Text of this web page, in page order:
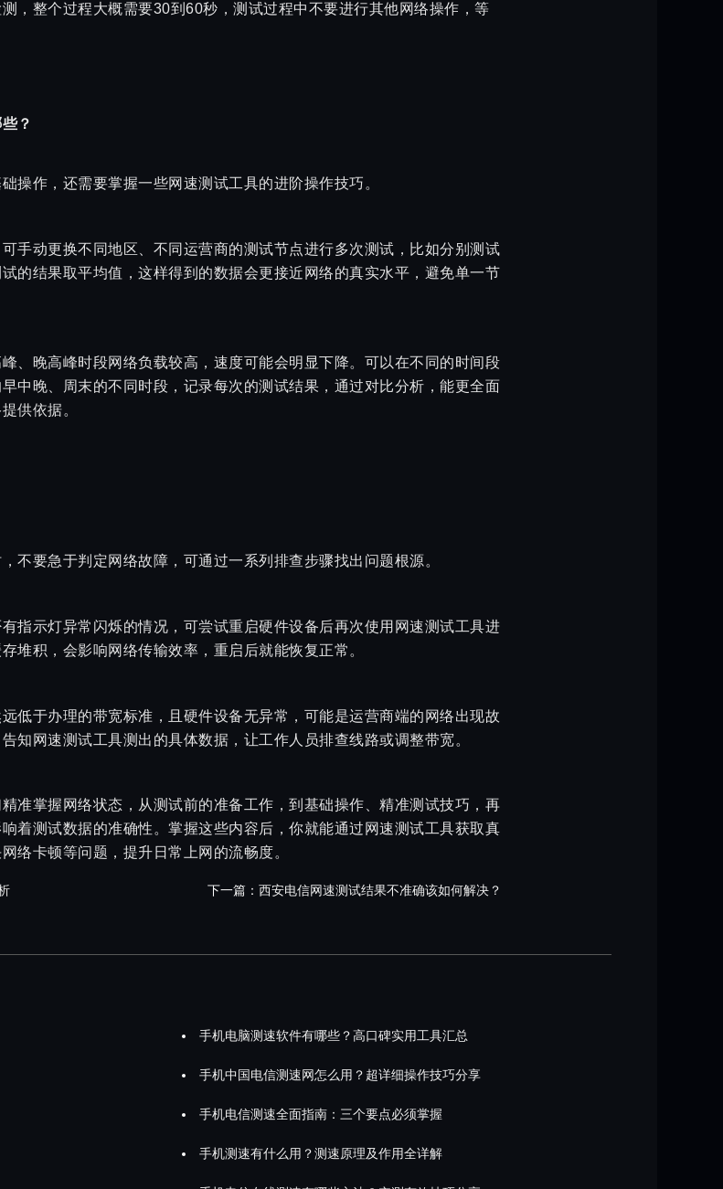
，整个过程大概需要30到60秒，测试过程中不要进行其他网络操作，等
？
操作，还需要掌握一些网速测试工具的进阶操作技巧。
手动更换不同地区、不同运营商的测试节点进行多次测试，比如分别测试
的结果取平均值，这样得到的数据会更接近网络的真实水平，避免单一节
、晚高峰时段网络负载较高，速度可能会明显下降。可以在不同的时间段
中晚、周末的不同时段，记录每次的测试结果，通过对比分析，能更全面
供依据。
不要急于判定网络故障，可通过一系列排查步骤找出问题根源。
指示灯异常闪烁的情况，可尝试重启硬件设备后再次使用网速测试工具进
堆积，会影响网络传输效率，重启后就能恢复正常。
低于办理的带宽标准，且硬件设备无异常，可能是运营商端的网络出现故
知网速测试工具测出的具体数据，让工作人员排查线路或调整带宽。
准掌握网络状态，从测试前的准备工作，到基础操作、精准测试技巧，再
着测试数据的准确性。掌握这些内容后，你就能通过网速测试工具获取真
络卡顿等问题，提升日常上网的流畅度。
下一篇： 西安电信网速测试结果不准确该如何解决？
手机电脑测速软件有哪些？高口碑实用工具汇总
手机中国电信测速网怎么用？超详细操作技巧分享
手机电信测速全面指南：三个要点必须掌握
手机测速有什么用？测速原理及作用全详解